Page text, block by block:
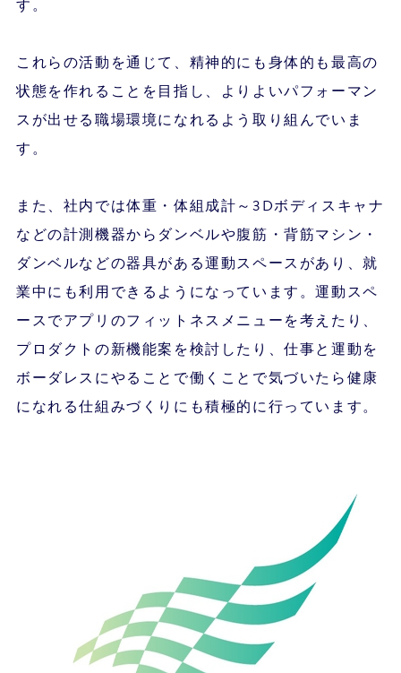
す。
これらの活動を通じて、精神的にも身体的も最高の
状態を作れることを目指し、よりよいパフォーマン
スが出せる職場環境になれるよう取り組んでいま
す。
また、社内では体重・体組成計～3Dボディスキャナ
などの計測機器からダンベルや腹筋・背筋マシン・
ダンベルなどの器具がある運動スペースがあり、就
業中にも利用できるようになっています。運動スペ
ースでアプリのフィットネスメニューを考えたり、
プロダクトの新機能案を検討したり、仕事と運動を
ボーダレスにやることで働くことで気づいたら健康
になれる仕組みづくりにも積極的に行っています。